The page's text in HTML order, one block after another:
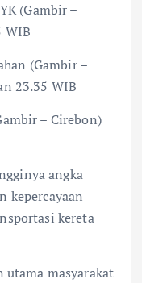
(Gambir –
WIB
(Gambir –
23.35 WIB
– Cirebon)
angka
kepercayaan
kereta
masyarakat